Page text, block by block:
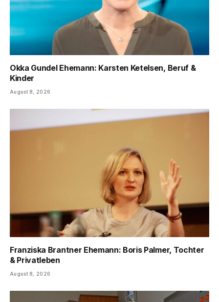
Okka Gundel Ehemann: Karsten Ketelsen, Beruf &
Kinder
August 8, 2026
Franziska Brantner Ehemann: Boris Palmer, Tochter
& Privatleben
August 8, 2026